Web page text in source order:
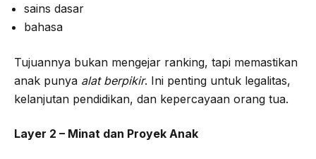
sains dasar
bahasa
Tujuannya bukan mengejar ranking, tapi memastikan
anak punya alat berpikir. Ini penting untuk legalitas,
kelanjutan pendidikan, dan kepercayaan orang tua.
Layer 2 – Minat dan Proyek Anak